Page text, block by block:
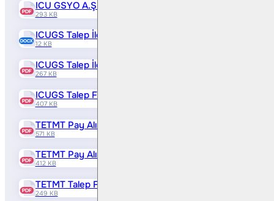
ICU GSYO A.Ş SPK Onaylı İhraç Belgesi ( Pdf )
293 KB
ICUGS Talep İletme Formatı ( Docx )
12 KB
ICUGS Talep İletme Formatı ( Pdf )
267 KB
ICUGS Talep Formu ( Pdf )
407 KB
TETMT Pay Alım Teklifi Bilgi Formu ( Pdf )
571 KB
TETMT Pay Alım Teklifi Bilgilendirme Notu ( Pdf )
412 KB
TETMT Talep Formu ( Pdf )
249 KB